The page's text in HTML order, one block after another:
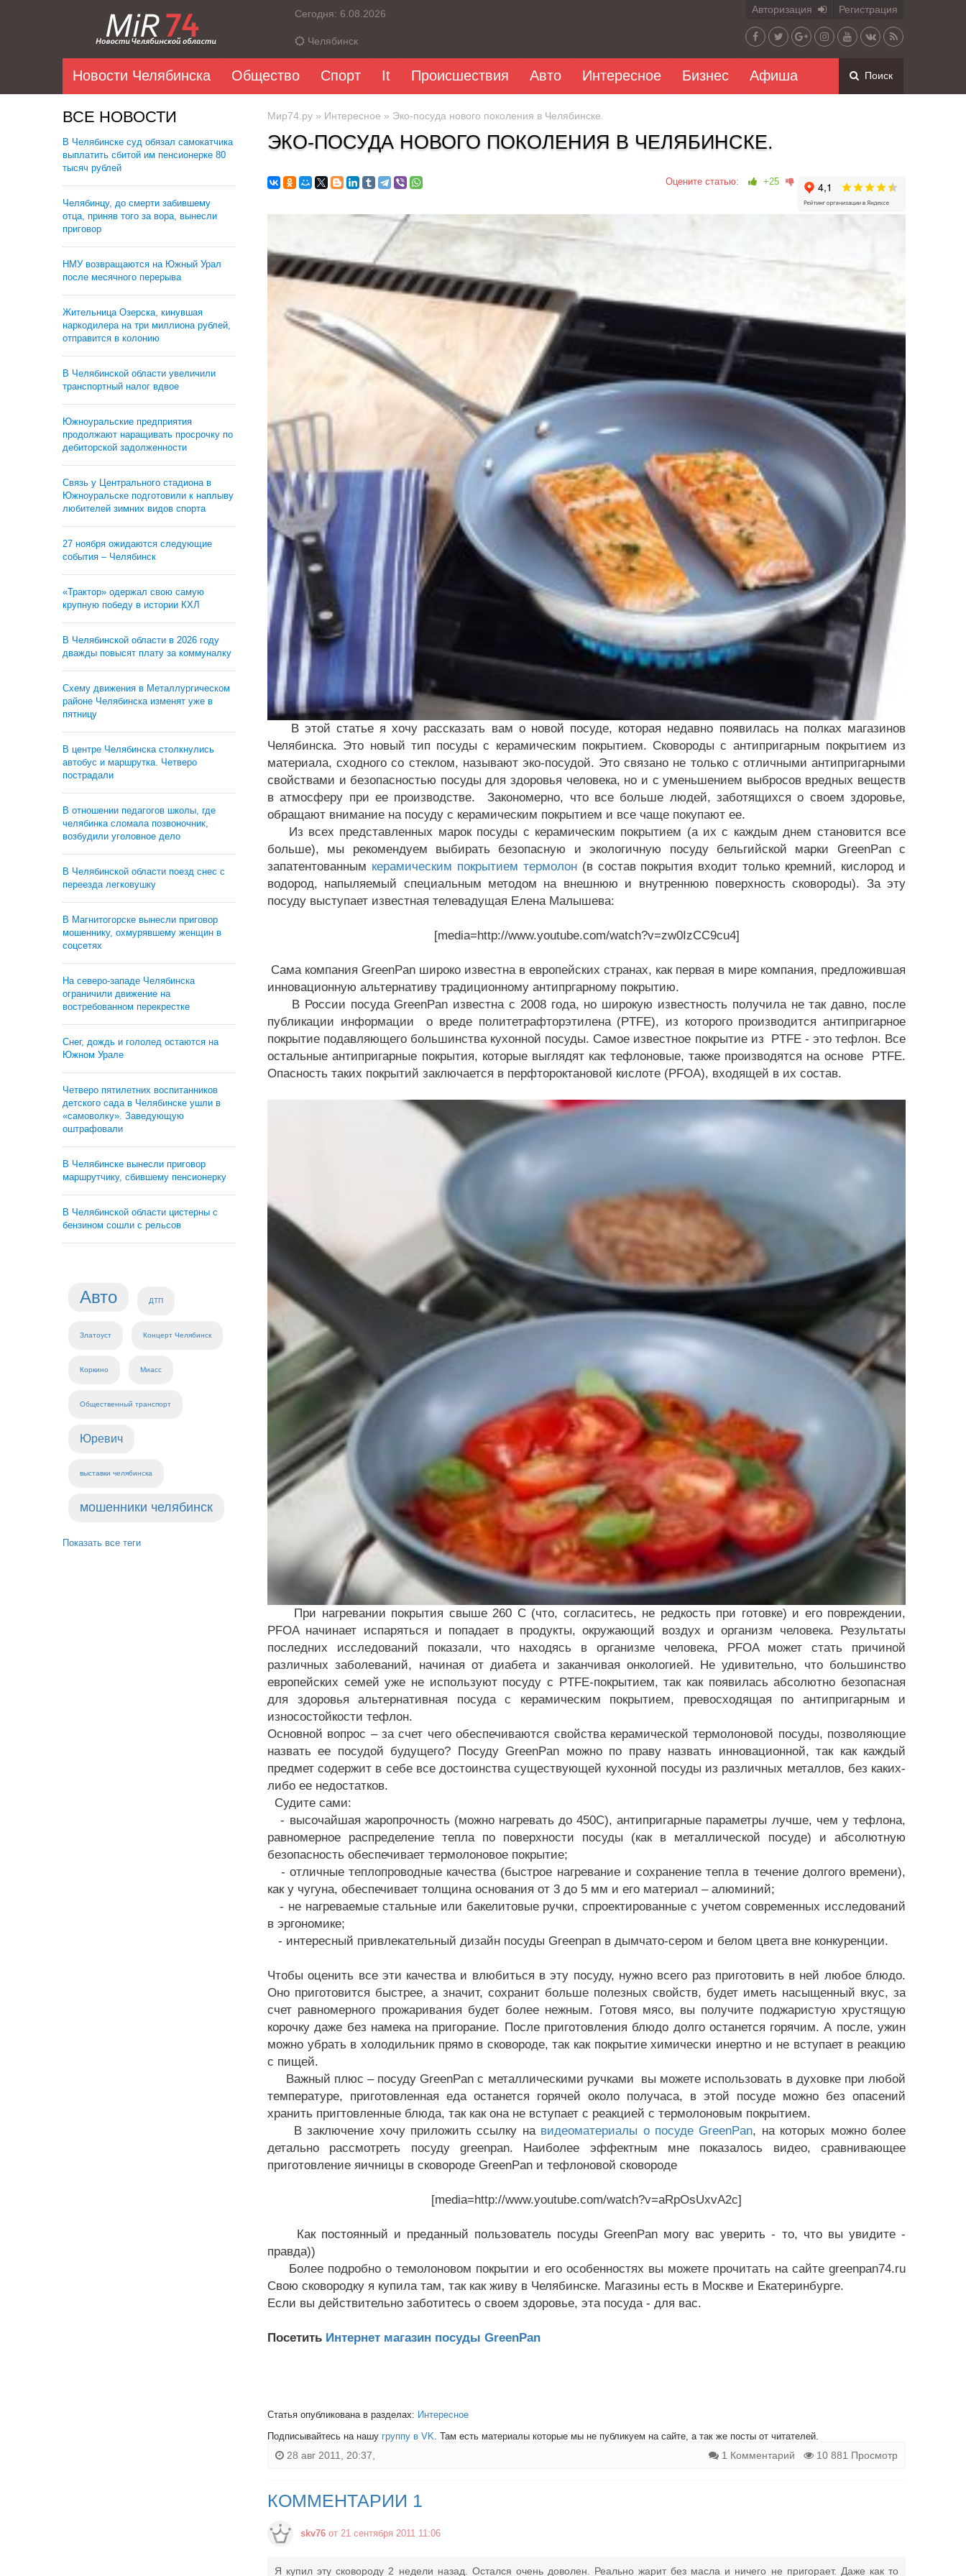
Сегодня: 6.08.2026
Челябинск
Авторизация Регистрация
Новости Челябинска Общество Спорт It Происшествия Авто Интересное Бизнес Афиша Поиск
ВСЕ НОВОСТИ
В Челябинске суд обязал самокатчика
выплатить сбитой им пенсионерке 80
тысяч рублей
Челябинцу, до смерти забившему
отца, приняв того за вора, вынесли
приговор
НМУ возвращаются на Южный Урал
после месячного перерыва
Жительница Озерска, кинувшая
наркодилера на три миллиона рублей,
отправится в колонию
В Челябинской области увеличили
транспортный налог вдвое
Южноуральские предприятия
продолжают наращивать просрочку по
дебиторской задолженности
Связь у Центрального стадиона в
Южноуральске подготовили к наплыву
любителей зимних видов спорта
27 ноября ожидаются следующие
события – Челябинск
«Трактор» одержал свою самую
крупную победу в истории КХЛ
В Челябинской области в 2026 году
дважды повысят плату за коммуналку
Схему движения в Металлургическом
районе Челябинска изменят уже в
пятницу
В центре Челябинска столкнулись
автобус и маршрутка. Четверо
пострадали
В отношении педагогов школы, где
челябинка сломала позвоночник,
возбудили уголовное дело
В Челябинской области поезд снес с
переезда легковушку
В Магнитогорске вынесли приговор
мошеннику, охмурявшему женщин в
соцсетях
На северо-западе Челябинска
ограничили движение на
востребованном перекрестке
Снег, дождь и гололед остаются на
Южном Урале
Четверо пятилетних воспитанников
детского сада в Челябинске ушли в
«самоволку». Заведующую
оштрафовали
В Челябинске вынесли приговор
маршрутчику, сбившему пенсионерку
В Челябинской области цистерны с
бензином сошли с рельсов
Авто ДТП
Златоуст Концерт Челябинск
Коркино Миасс
Общественный транспорт
Юревич
выставки челябинска
мошенники челябинск
Показать все теги
Мир74.ру » Интересное » Эко-посуда нового поколения в Челябинске.
ЭКО-ПОСУДА НОВОГО ПОКОЛЕНИЯ В ЧЕЛЯБИНСКЕ.
Оцените статью: +25
В этой статье я хочу рассказать вам о новой посуде, которая недавно появилась на полках магазинов
Челябинска. Это новый тип посуды с керамическим покрытием. Сковороды с антипригарным покрытием из
материала, сходного со стеклом, называют эко-посудой. Это связано не только с отличными антипригарными
свойствами и безопасностью посуды для здоровья человека, но и с уменьшением выбросов вредных веществ
в атмосферу при ее производстве. Закономерно, что все больше людей, заботящихся о своем здоровье,
обращают внимание на посуду с керамическим покрытием и все чаще покупают ее.
Из всех представленных марок посуды с керамическим покрытием (а их с каждым днем становится все
больше), мы рекомендуем выбирать безопасную и экологичную посуду бельгийской марки GreenPan с
запатентованным керамическим покрытием термолон(в состав покрытия входит только кремний, кислород и
водород, напыляемый специальным методом на внешнюю и внутреннюю поверхность сковороды). За эту
посуду выступает известная телевадущая Елена Малышева:
[media=http://www.youtube.com/watch?v=zw0IzCC9cu4]
Сама компания GreenPan широко известна в европейских странах, как первая в мире компания, предложившая
инновационную альтернативу традиционному антипргарному покрытию.
В России посуда GreenPan известна с 2008 года, но широкую известность получила не так давно, после
публикации информации о вреде политетрафторэтилена (PTFE), из которого производится антипригарное
покрытие подавляющего большинства кухонной посуды. Самое известное покрытие из PTFE - это тефлон. Все
остальные антипригарные покрытия, которые выглядят как тефлоновые, также производятся на основе PTFE.
Опасность таких покрытий заключается в перфтороктановой кислоте (PFOA), входящей в их состав.
При нагревании покрытия свыше 260 С (что, согласитесь, не редкость при готовке) и его повреждении,
PFOA начинает испаряться и попадает в продукты, окружающий воздух и организм человека. Результаты
последних исследований показали, что находясь в организме человека, PFOA может стать причиной
различных заболеваний, начиная от диабета и заканчивая онкологией. Не удивительно, что большинство
европейских семей уже не используют посуду с PTFE-покрытием, так как появилась абсолютно безопасная
для здоровья альтернативная посуда с керамическим покрытием, превосходящая по антипригарным и
износостойкости тефлон.
Основной вопрос – за счет чего обеспечиваются свойства керамической термолоновой посуды, позволяющие
назвать ее посудой будущего? Посуду GreenPan можно по праву назвать инновационной, так как каждый
предмет содержит в себе все достоинства существующей кухонной посуды из различных металлов, без каких-
либо ее недостатков.
Судите сами:
- высочайшая жаропрочность (можно нагревать до 450С), антипригарные параметры лучше, чем у тефлона,
равномерное распределение тепла по поверхности посуды (как в металлической посуде) и абсолютную
безопасность обеспечивает термолоновое покрытие;
- отличные теплопроводные качества (быстрое нагревание и сохранение тепла в течение долгого времени),
как у чугуна, обеспечивает толщина основания от 3 до 5 мм и его материал – алюминий;
- не нагреваемые стальные или бакелитовые ручки, спроектированные с учетом современных исследований
в эргономике;
- интересный привлекательный дизайн посуды Greenpan в дымчато-сером и белом цвета вне конкуренции.
Чтобы оценить все эти качества и влюбиться в эту посуду, нужно всего раз приготовить в ней любое блюдо.
Оно приготовится быстрее, а значит, сохранит больше полезных свойств, будет иметь насыщенный вкус, за
счет равномерного прожаривания будет более нежным. Готовя мясо, вы получите поджаристую хрустящую
корочку даже без намека на пригорание. После приготовления блюдо долго останется горячим. А после, ужин
можно убрать в холодильник прямо в сковороде, так как покрытие химически инертно и не вступает в реакцию
с пищей.
Важный плюс – посуду GreenPan с металлическими ручками вы можете использовать в духовке при любой
температуре, приготовленная еда останется горячей около получаса, в этой посуде можно без опасений
хранить пригтовленные блюда, так как она не вступает с реакцией с термолоновым покрытием.
В заключение хочу приложить ссылку на видеоматериалы о посуде GreenPan, на которых можно более
детально рассмотреть посуду greenpan. Наиболее эффектным мне показалось видео, сравнивающее
приготовление яичницы в сковороде GreenPan и тефлоновой сковороде
[media=http://www.youtube.com/watch?v=aRpOsUxvA2c]
Как постоянный и преданный пользователь посуды GreenPan могу вас уверить - то, что вы увидите -
правда))
Более подробно о темолоновом покрытии и его особенностях вы можете прочитать на сайте greenpan74.ru
Свою сковородку я купила там, так как живу в Челябинске. Магазины есть в Москве и Екатеринбурге.
Если вы действительно заботитесь о своем здоровье, эта посуда - для вас.
Посетить Интернет магазин посуды GreenPan
Статья опубликована в разделах: Интересное
Подписывайтесь на нашу группу в VK. Там есть материалы которые мы не публикуем на сайте, а так же посты от читателей.
28 авг 2011, 20:37, 1 Комментарий 10 881 Просмотр
КОММЕНТАРИИ 1
skv76 от 21 сентября 2011 11:06
Я купил эту сковороду 2 недели назад. Остался очень доволен. Реально жарит без масла и ничего не пригорает. Даже как то